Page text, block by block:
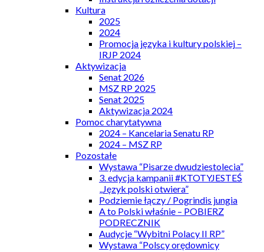
Kultura
2025
2024
Promocja języka i kultury polskiej –
IRJP 2024
Aktywizacja
Senat 2026
MSZ RP 2025
Senat 2025
Aktywizacja 2024
Pomoc charytatywna
2024 – Kancelaria Senatu RP
2024 – MSZ RP
Pozostałe
Wystawa “Pisarze dwudziestolecia”
3. edycja kampanii #KTOTYJESTEŚ
„Język polski otwiera”
Podziemie łączy / Pogrindis jungia
A to Polski właśnie – POBIERZ
PODRECZNIK
Audycje “Wybitni Polacy II RP”
Wystawa “Polscy orędownicy